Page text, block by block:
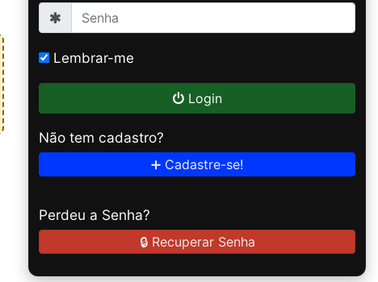
Lembrar-me
Login
Não tem cadastro?
➕ Cadastre-se!
Perdeu a Senha?
🔒 Recuperar Senha